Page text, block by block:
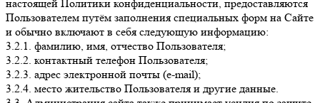
настоящей Политики конфиденциальности, предоставляются
Пользователем путём заполнения специальных форм на Сайте
и обычно включают в себя следующую информацию:
3.2.1. фамилию, имя, отчество Пользователя;
3.2.2. контактный телефон Пользователя;
3.2.3. адрес электронной почты (e-mail);
3.2.4. место жительство Пользователя и другие данные.